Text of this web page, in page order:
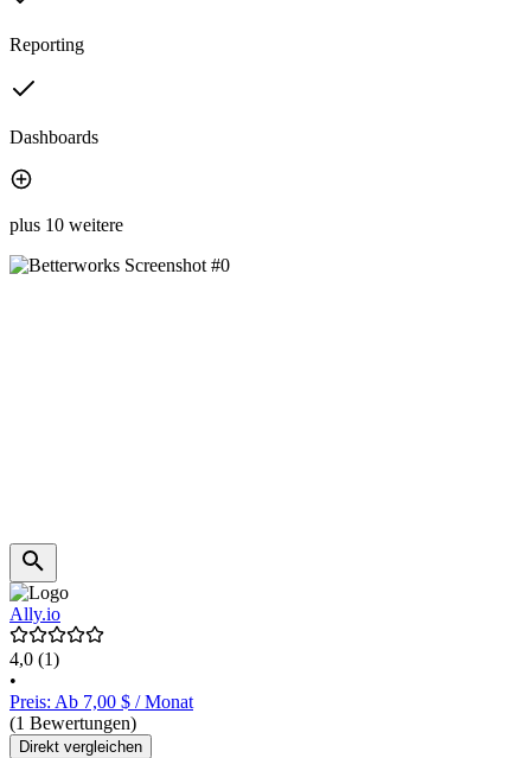
Reporting
Dashboards
plus 10 weitere
Ally.io
4,0 (1)
•
Preis: Ab 7,00 $ / Monat
(1 Bewertungen)
Direkt vergleichen